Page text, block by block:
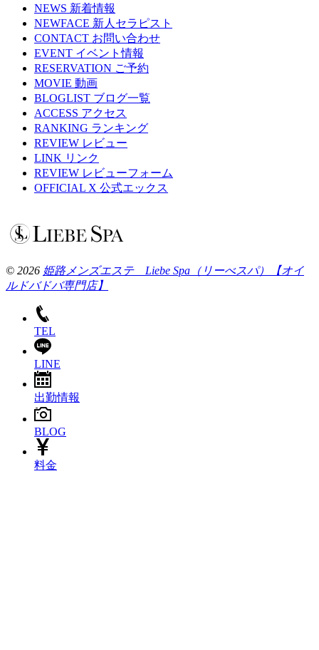
NEWS 新着情報
NEWFACE 新人セラピスト
CONTACT お問い合わせ
EVENT イベント情報
RESERVATION ご予約
MOVIE 動画
BLOGLIST ブログ一覧
ACCESS アクセス
RANKING ランキング
REVIEW レビュー
LINK リンク
REVIEW レビューフォーム
OFFICIAL X 公式エックス
© 2026 姫路メンズエステ Liebe Spa（リーべスパ）【オイ
ルドバドバ専門店】
TEL
LINE
出勤情報
BLOG
料金